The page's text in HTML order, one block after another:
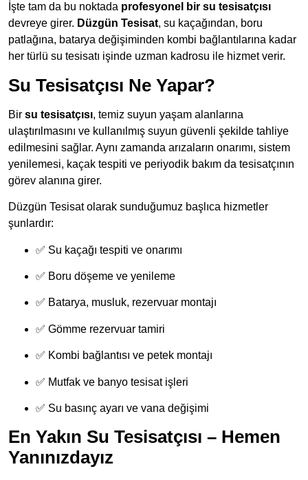
İşte tam da bu noktada profesyonel bir su tesisatçısı
devreye girer. Düzgün Tesisat, su kaçağından, boru
patlağına, batarya değişiminden kombi bağlantılarına kadar
her türlü su tesisatı işinde uzman kadrosu ile hizmet verir.
Su Tesisatçısı Ne Yapar?
Bir su tesisatçısı, temiz suyun yaşam alanlarına
ulaştırılmasını ve kullanılmış suyun güvenli şekilde tahliye
edilmesini sağlar. Aynı zamanda arızaların onarımı, sistem
yenilemesi, kaçak tespiti ve periyodik bakım da tesisatçının
görev alanına girer.
Düzgün Tesisat olarak sunduğumuz başlıca hizmetler
şunlardır:
✅ Su kaçağı tespiti ve onarımı
✅ Boru döşeme ve yenileme
✅ Batarya, musluk, rezervuar montajı
✅ Gömme rezervuar tamiri
✅ Kombi bağlantısı ve petek montajı
✅ Mutfak ve banyo tesisat işleri
✅ Su basınç ayarı ve vana değişimi
En Yakın Su Tesisatçısı – Hemen
Yanınızdayız